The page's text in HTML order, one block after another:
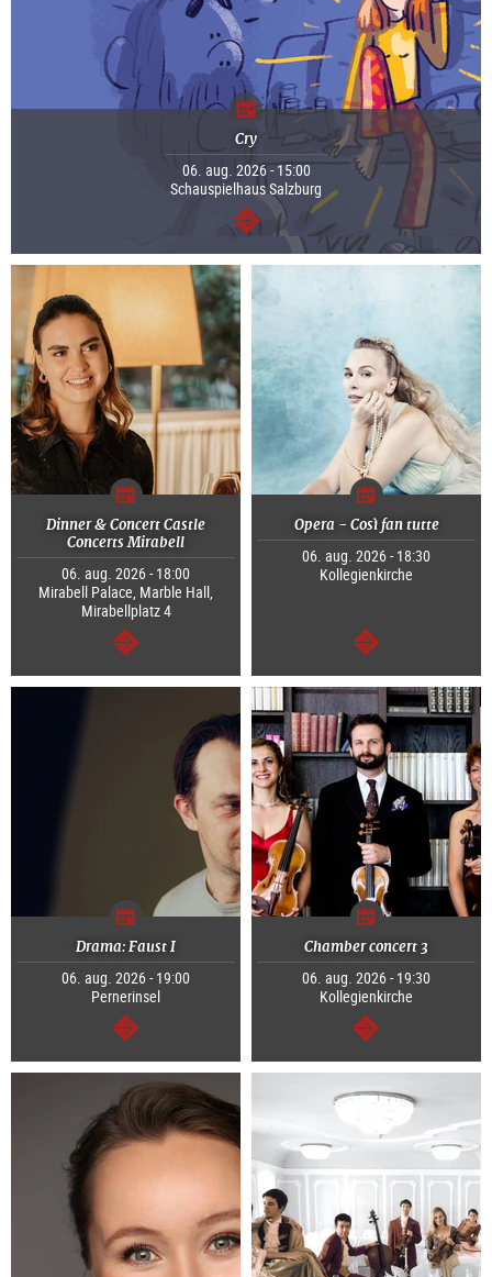
Cry
06. aug. 2026 - 15:00
Schauspielhaus Salzburg
Tovább
Dinner & Concert Castle
Concerts Mirabell
06. aug. 2026 - 18:00
Mirabell Palace, Marble Hall,
Mirabellplatz 4
Tovább
Opera - Così fan tutte
06. aug. 2026 - 18:30
Kollegienkirche
Tovább
Drama: Faust I
06. aug. 2026 - 19:00
Pernerinsel
Tovább
Chamber concert 3
06. aug. 2026 - 19:30
Kollegienkirche
Tovább